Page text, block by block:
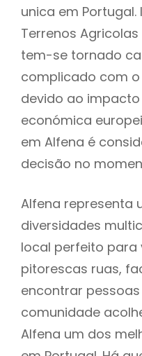
unica em
Terrenos
tem-se tornado
complicado com
devido ao
económica
em Alfena é
decisão no
Alfena representa
diversidades
local perfeito para
pitorescas ruas,
encontrar
comunidade
Alfena um dos